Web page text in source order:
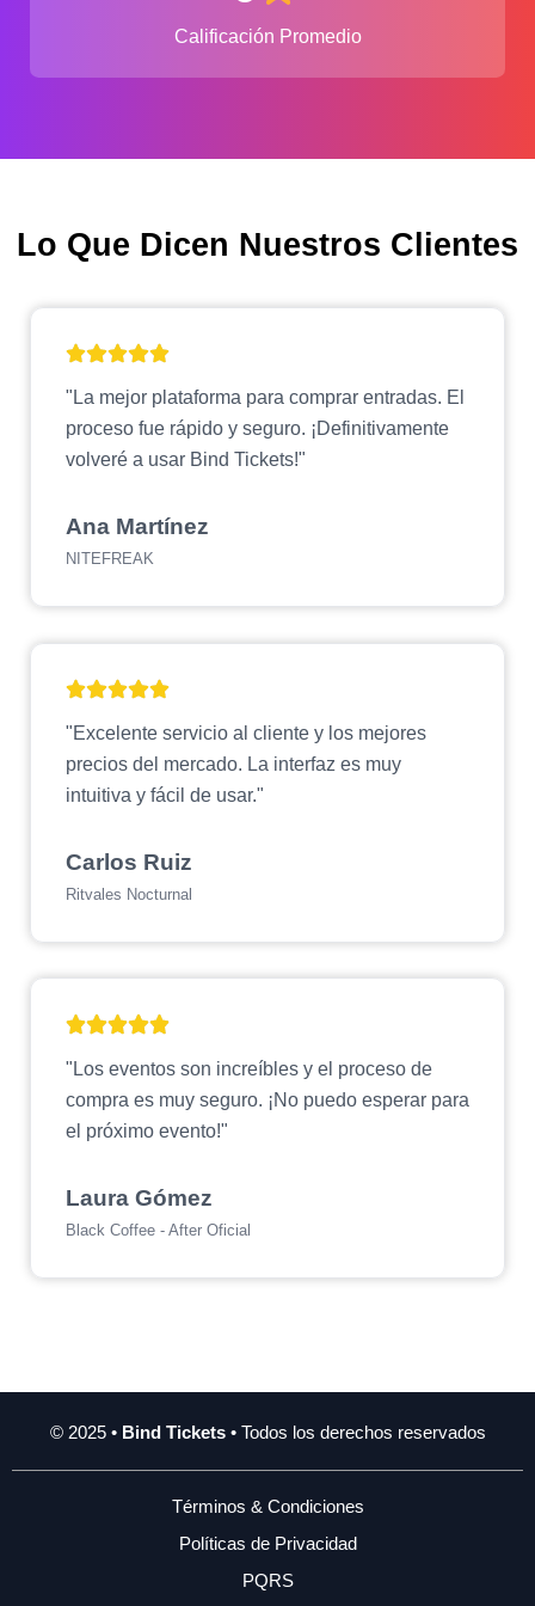
Calificación Promedio
Lo Que Dicen Nuestros Clientes
"La mejor plataforma para comprar entradas. El
proceso fue rápido y seguro. ¡Definitivamente
volveré a usar Bind Tickets!"
Ana Martínez
NITEFREAK
"Excelente servicio al cliente y los mejores
precios del mercado. La interfaz es muy
intuitiva y fácil de usar."
Carlos Ruiz
Ritvales Nocturnal
"Los eventos son increíbles y el proceso de
compra es muy seguro. ¡No puedo esperar para
el próximo evento!"
Laura Gómez
Black Coffee - After Oficial
© 2025 • Bind Tickets• Todos los derechos reservados
Términos & Condiciones
Políticas de Privacidad
PQRS